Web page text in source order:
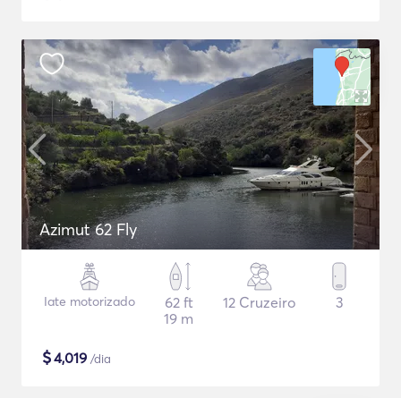
Azimut 62 Fly
Iate motorizado
62 ft
19 m
12 Cruzeiro 3
$4,019 /dia